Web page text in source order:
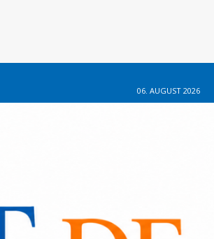
06. AUGUST 2026